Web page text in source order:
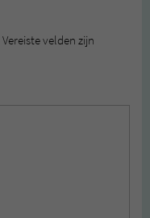
Vereiste velden zijn